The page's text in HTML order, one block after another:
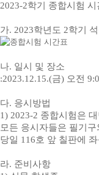
2023-2학기 종합시험
가. 2023학년도 2학기 석
나. 일시 및 장소
:2023.12.15.(금) 오전
다. 응시방법
1) 2023-2 종합시험은
모든 응시자들은 필기
당일 116호 앞 칠판에
라. 준비사항